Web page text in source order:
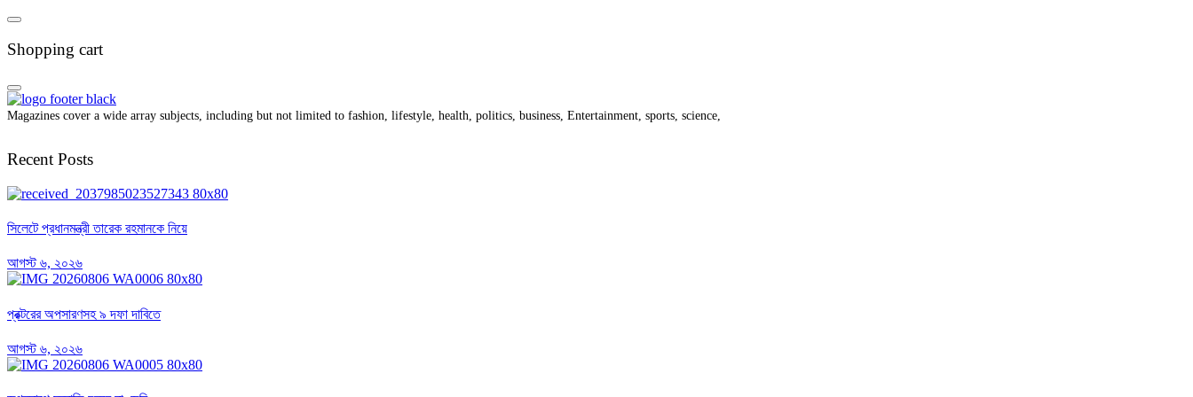
Shopping cart
Magazines cover a wide array subjects, including but not limited to fashion, lifestyle, health, politics, business, Entertainment, sports, science,
Recent Posts
সিলেটে প্রধানমন্ত্রী তারেক রহমানকে নিয়ে
আগস্ট ৬, ২০২৬
প্রক্টরের অপসারণসহ ৯ দফা দাবিতে
আগস্ট ৬, ২০২৬